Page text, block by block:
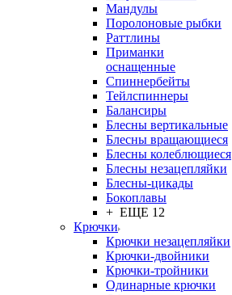
Мандулы
Поролоновые рыбки
Раттлины
Приманки
оснащенные
Спиннербейты
Тейлспиннеры
Балансиры
Блесны вертикальные
Блесны вращающиеся
Блесны колеблющиеся
Блесны незацепляйки
Блесны-цикады
Бокоплавы
+ ЕЩЕ 12
Крючки
Крючки незацепляйки
Крючки-двойники
Крючки-тройники
Одинарные крючки